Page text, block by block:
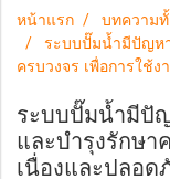
หน้าแรก บทความ
ระบบปั๊มน้ำมีปัญห
ครบวงจร เพื่อการใช้
ระบบปั๊มน้ำมีปั
และบำรุงรักษา
เนื่องและปลอด